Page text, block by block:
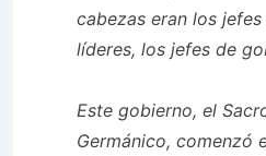
cabezas eran los
líderes, los jefes de
Este gobierno, el
Germánico, comenzó